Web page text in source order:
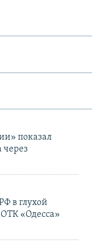
показал
через
в глухой
«Одесса»